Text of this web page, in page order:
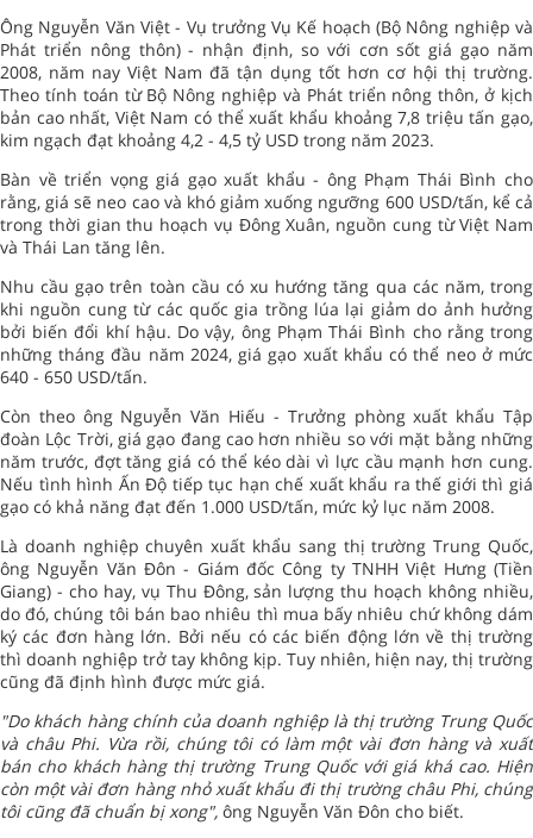
Ông Nguyễn Văn Việt - Vụ trưởng Vụ Kế hoạch (Bộ Nông nghiệp và
Phát triển nông thôn) - nhận định, so với cơn sốt giá gạo năm
2008, năm nay Việt Nam đã tận dụng tốt hơn cơ hội thị trường.
Theo tính toán từ Bộ Nông nghiệp và Phát triển nông thôn, ở kịch
bản cao nhất, Việt Nam có thể xuất khẩu khoảng 7,8 triệu tấn gạo,
kim ngạch đạt khoảng 4,2 - 4,5 tỷ USD trong năm 2023.
Bàn về triển vọng giá gạo xuất khẩu - ông Phạm Thái Bình cho
rằng, giá sẽ neo cao và khó giảm xuống ngưỡng 600 USD/tấn, kể cả
trong thời gian thu hoạch vụ Đông Xuân, nguồn cung từ Việt Nam
và Thái Lan tăng lên.
Nhu cầu gạo trên toàn cầu có xu hướng tăng qua các năm, trong
khi nguồn cung từ các quốc gia trồng lúa lại giảm do ảnh hưởng
bởi biến đổi khí hậu. Do vậy, ông Phạm Thái Bình cho rằng trong
những tháng đầu năm 2024, giá gạo xuất khẩu có thể neo ở mức
640 - 650 USD/tấn.
Còn theo ông Nguyễn Văn Hiếu - Trưởng phòng xuất khẩu Tập
đoàn Lộc Trời, giá gạo đang cao hơn nhiều so với mặt bằng những
năm trước, đợt tăng giá có thể kéo dài vì lực cầu mạnh hơn cung.
Nếu tình hình Ấn Độ tiếp tục hạn chế xuất khẩu ra thế giới thì giá
gạo có khả năng đạt đến 1.000 USD/tấn, mức kỷ lục năm 2008.
Là doanh nghiệp chuyên xuất khẩu sang thị trường Trung Quốc,
ông Nguyễn Văn Đôn - Giám đốc Công ty TNHH Việt Hưng (Tiền
Giang) - cho hay, vụ Thu Đông, sản lượng thu hoạch không nhiều,
do đó, chúng tôi bán bao nhiêu thì mua bấy nhiêu chứ không dám
ký các đơn hàng lớn. Bởi nếu có các biến động lớn về thị trường
thì doanh nghiệp trở tay không kịp. Tuy nhiên, hiện nay, thị trường
cũng đã định hình được mức giá.
"Do khách hàng chính của doanh nghiệp là thị trường Trung Quốc
và châu Phi. Vừa rồi, chúng tôi có làm một vài đơn hàng và xuất
bán cho khách hàng thị trường Trung Quốc với giá khá cao. Hiện
còn một vài đơn hàng nhỏ xuất khẩu đi thị trường châu Phi, chúng
tôi cũng đã chuẩn bị xong", ông Nguyễn Văn Đôn cho biết.